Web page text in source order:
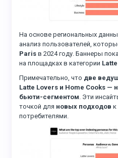
На основе региональных
анализ пользователей,
Paris в 2024 году. Баннеры
на площадках в категории
Примечательно, что две
Latte Lovers и Home Cooks —
бьюти-сегментом. Эти
точкой для новых подходов к
потребителями.